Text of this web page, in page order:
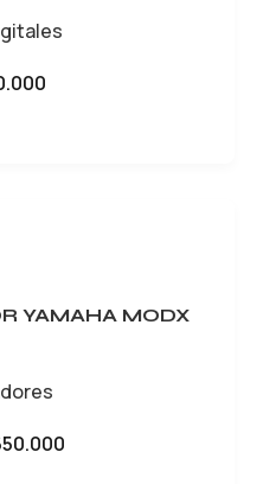
YAMAHA MODX